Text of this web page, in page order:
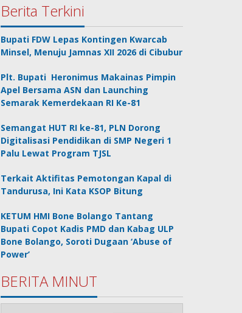
Berita Terkini
Bupati FDW Lepas Kontingen Kwarcab
Minsel, Menuju Jamnas XII 2026 di Cibubur
Plt. Bupati Heronimus Makainas Pimpin
Apel Bersama ASN dan Launching
Semarak Kemerdekaan RI Ke-81
Semangat HUT RI ke-81, PLN Dorong
Digitalisasi Pendidikan di SMP Negeri 1
Palu Lewat Program TJSL
Terkait Aktifitas Pemotongan Kapal di
Tandurusa, Ini Kata KSOP Bitung
KETUM HMI Bone Bolango Tantang
Bupati Copot Kadis PMD dan Kabag ULP
Bone Bolango, Soroti Dugaan ‘Abuse of
Power’
BERITA MINUT